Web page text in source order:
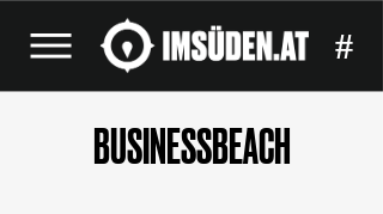
#
BUSINESSBEACH